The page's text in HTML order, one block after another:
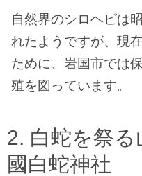
自然界のシロヘビは
れたようですが、現
ために、岩国市では
殖を図っています。
白蛇を祭
國白蛇神社